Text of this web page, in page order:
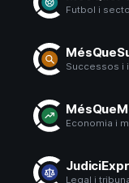
Futbol i
Successos i
Economia i
Legal i